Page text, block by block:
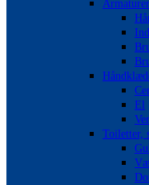
El
Toiletter,